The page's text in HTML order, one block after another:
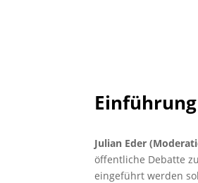
Einführung
Julian Eder
öffentliche Debatte
eingeführt werden